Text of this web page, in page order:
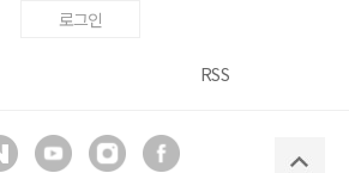
로그인
RSS